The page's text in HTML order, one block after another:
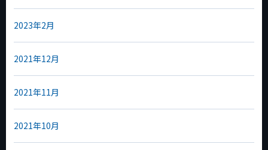
2023年2月
2021年12月
2021年11月
2021年10月